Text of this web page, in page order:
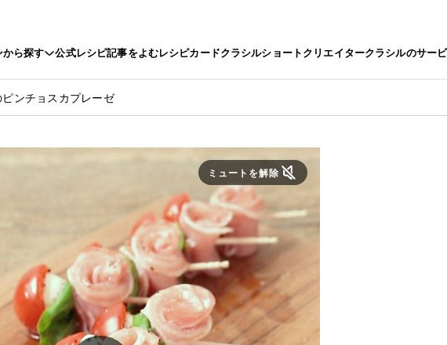
から探す 公式レシピ記事をよむレシピカードクラシルショートクリエイタークラシルのサー
ンチョスカプレーゼ
ミュートを解除